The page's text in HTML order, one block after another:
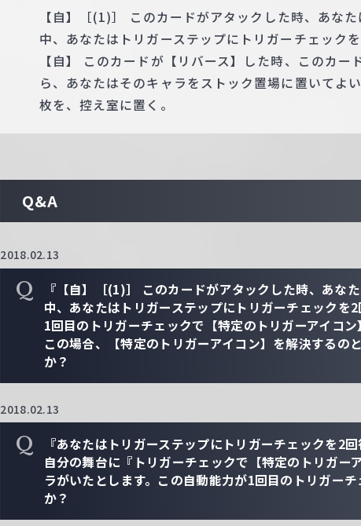
【自】［(1)］ このカードがアタックした時、あな
中、あなたはトリガーステップにトリガーチェックを
【自】 このカードが【リバース】した時、このカ
ら、あなたはそのキャラをストック置場に置いてよ
枚を、控え室に置く。
Q&A
2018.02.13
Q
『【自】［(1)］ このカードがアタックした時、あな
中、あなたはトリガーステップにトリガーチェックを2
1回目のトリガーチェックで【特定のトリガーアイコン
この場合、【特定のトリガーアイコン】を解決する
か？
2018.02.13
Q
『あなたはトリガーステップにトリガーチェックを2回
自分の舞台に『トリガーチェックで【特定のトリガ
ラがいたとします。この自動能力が1回目のトリガー
か？